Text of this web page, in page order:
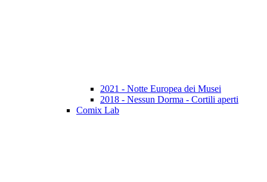
2021 - Notte Europea dei Musei
2018 - Nessun Dorma - Cortili aperti
Comix Lab